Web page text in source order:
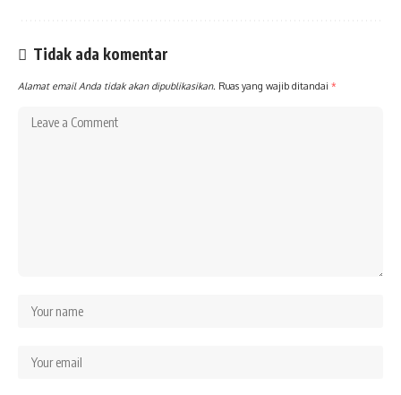
Tidak ada komentar
Alamat email Anda tidak akan dipublikasikan. Ruas yang wajib ditandai *